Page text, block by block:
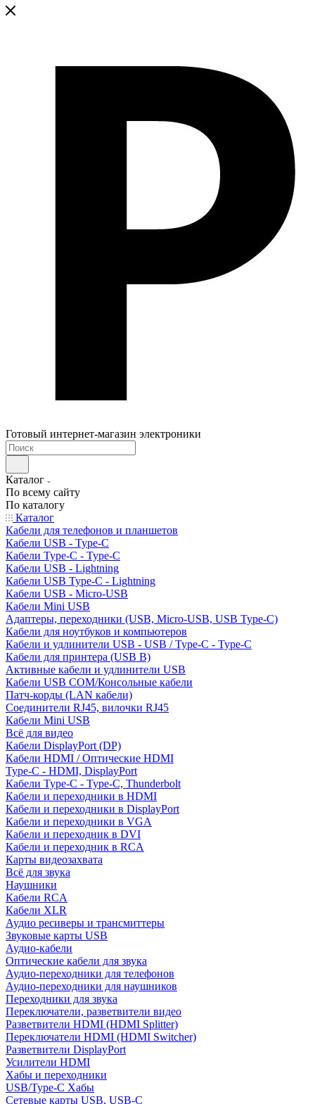
Готовый интернет-магазин электроники
Каталог
По всему сайту
По каталогу
Каталог
Кабели для телефонов и планшетов
Кабели USB - Type-C
Кабели Type-C - Type-C
Кабели USB - Lightning
Кабели USB Type-C - Lightning
Кабели USB - Micro-USB
Кабели Mini USB
Адаптеры, переходники (USB, Micro-USB, USB Type-C)
Кабели для ноутбуков и компьютеров
Кабели и удлинители USB - USB / Type-C - Type-C
Кабели для принтера (USB B)
Активные кабели и удлинители USB
Кабели USB COM/Консольные кабели
Патч-корды (LAN кабели)
Соединители RJ45, вилочки RJ45
Кабели Mini USB
Всё для видео
Кабели DisplayPort (DP)
Кабели HDMI / Оптические HDMI
Type-C - HDMI, DisplayPort
Кабели Type-C - Type-C, Thunderbolt
Кабели и переходники в HDMI
Кабели и переходники в DisplayPort
Кабели и переходники в VGA
Кабели и переходник в DVI
Кабели и переходник в RCA
Карты видеозахвата
Всё для звука
Наушники
Кабели RCA
Кабели XLR
Аудио ресиверы и трансмиттеры
Звуковые карты USB
Аудио-кабели
Оптические кабели для звука
Аудио-переходники для телефонов
Аудио-переходники для наушников
Переходники для звука
Переключатели, разветвители видео
Разветвители HDMI (HDMI Splitter)
Переключатели HDMI (HDMI Switcher)
Разветвители DisplayPort
Усилители HDMI
Хабы и переходники
USB/Type-C Хабы
Сетевые карты USB, USB-C